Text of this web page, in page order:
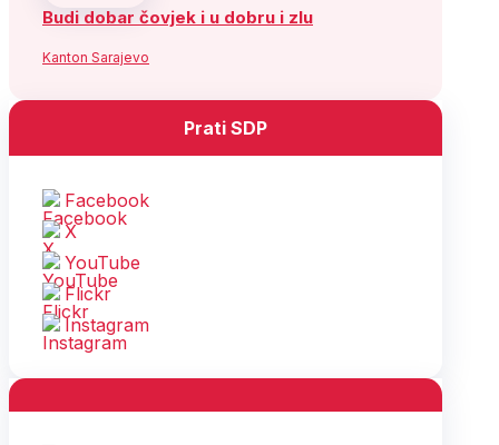
Budi dobar čovjek i u dobru i zlu
Kanton Sarajevo
Prati SDP
Facebook
X
YouTube
Flickr
Instagram